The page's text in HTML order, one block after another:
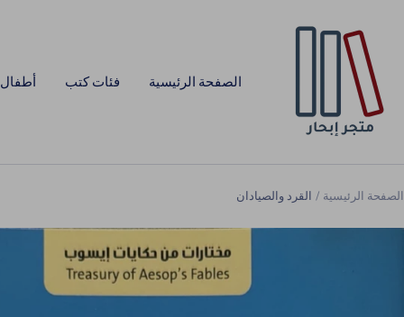
محتوي
الصفحة الرئيسية
فئات كتب أطفال
Bookstore
الصفحة الرئيسية القرد والصيادان